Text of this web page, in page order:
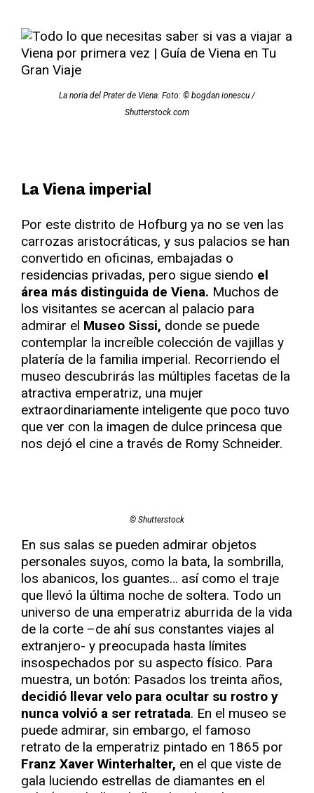
La noria del Prater de Viena. Foto: © bogdan ionescu /
Shutterstock.com
La Viena imperial
Por este distrito de Hofburg ya no se ven las
carrozas aristocráticas, y sus palacios se han
convertido en oficinas, embajadas o
residencias privadas, pero sigue siendo el
área más distinguida de Viena. Muchos de
los visitantes se acercan al palacio para
admirar el Museo Sissi, donde se puede
contemplar la increíble colección de vajillas y
platería de la familia imperial. Recorriendo el
museo descubrirás las múltiples facetas de la
atractiva emperatriz, una mujer
extraordinariamente inteligente que poco tuvo
que ver con la imagen de dulce princesa que
nos dejó el cine a través de Romy Schneider.
© Shutterstock
En sus salas se pueden admirar objetos
personales suyos, como la bata, la sombrilla,
los abanicos, los guantes… así como el traje
que llevó la última noche de soltera. Todo un
universo de una emperatriz aburrida de la vida
de la corte –de ahí sus constantes viajes al
extranjero- y preocupada hasta límites
insospechados por su aspecto físico. Para
muestra, un botón: Pasados los treinta años,
decidió llevar velo para ocultar su rostro y
nunca volvió a ser retratada. En el museo se
puede admirar, sin embargo, el famoso
retrato de la emperatriz pintado en 1865 por
Franz Xaver Winterhalter, en el que viste de
gala luciendo estrellas de diamantes en el